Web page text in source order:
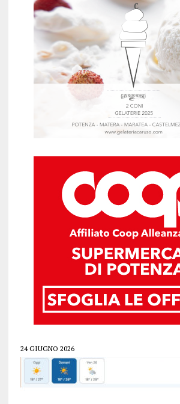
24 GIUGNO 2026